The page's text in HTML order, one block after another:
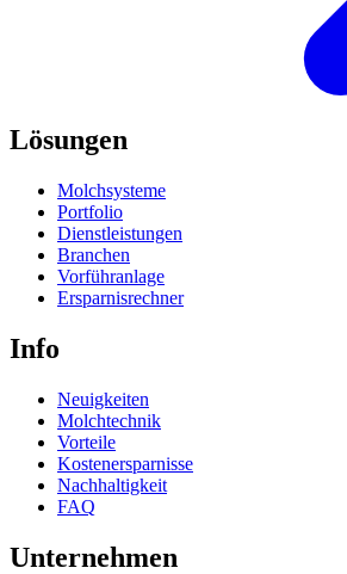
Lösungen
Molchsysteme
Portfolio
Dienstleistungen
Branchen
Vorführanlage
Ersparnisrechner
Info
Neuigkeiten
Molchtechnik
Vorteile
Kostenersparnisse
Nachhaltigkeit
FAQ
Unternehmen